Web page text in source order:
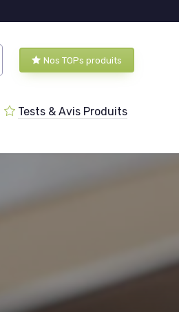
Nos TOPs produits
Tests & Avis Produits